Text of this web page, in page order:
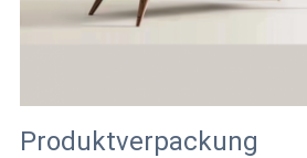
Produktverpackung